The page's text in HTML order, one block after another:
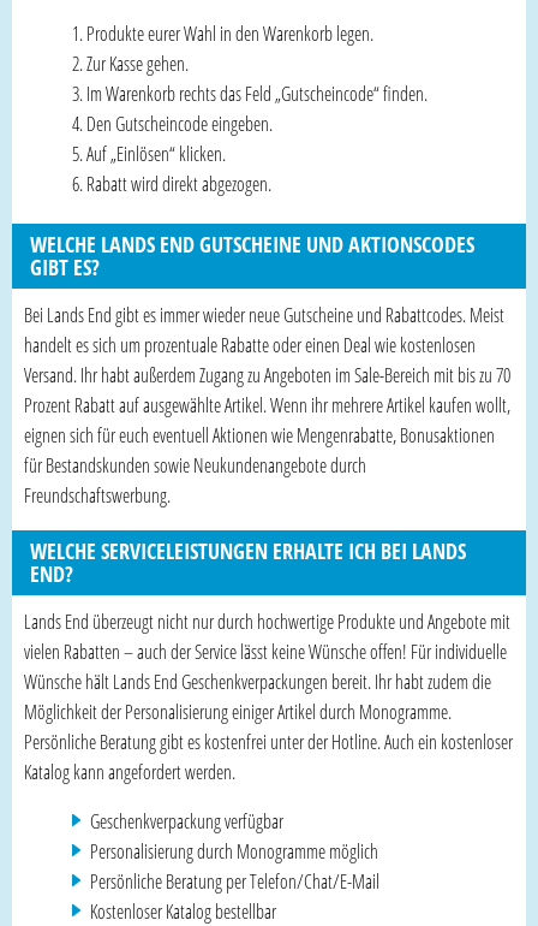
Produkte eurer Wahl in den Warenkorb legen.
Zur Kasse gehen.
Im Warenkorb rechts das Feld „Gutscheincode“ finden.
Den Gutscheincode eingeben.
Auf „Einlösen“ klicken.
Rabatt wird direkt abgezogen.
WELCHE LANDS END GUTSCHEINE UND AKTIONSCODES
GIBT ES?
Bei Lands End gibt es immer wieder neue Gutscheine und Rabattcodes. Meist
handelt es sich um prozentuale Rabatte oder einen Deal wie kostenlosen
Versand. Ihr habt außerdem Zugang zu Angeboten im Sale-Bereich mit bis zu 70
Prozent Rabatt auf ausgewählte Artikel. Wenn ihr mehrere Artikel kaufen wollt,
eignen sich für euch eventuell Aktionen wie Mengenrabatte, Bonusaktionen
für Bestandskunden sowie Neukundenangebote durch
Freundschaftswerbung.
WELCHE SERVICELEISTUNGEN ERHALTE ICH BEI LANDS
END?
Lands End überzeugt nicht nur durch hochwertige Produkte und Angebote mit
vielen Rabatten – auch der Service lässt keine Wünsche offen! Für individuelle
Wünsche hält Lands End Geschenkverpackungen bereit. Ihr habt zudem die
Möglichkeit der Personalisierung einiger Artikel durch Monogramme.
Persönliche Beratung gibt es kostenfrei unter der Hotline. Auch ein kostenloser
Katalog kann angefordert werden.
Geschenkverpackung verfügbar
Personalisierung durch Monogramme möglich
Persönliche Beratung per Telefon/Chat/E-Mail
Kostenloser Katalog bestellbar